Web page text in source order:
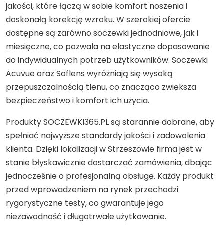
jakości, które łączą w sobie komfort noszenia i
doskonałą korekcję wzroku. W szerokiej ofercie
dostępne są zarówno soczewki jednodniowe, jak i
miesięczne, co pozwala na elastyczne dopasowanie
do indywidualnych potrzeb użytkowników. Soczewki
Acuvue oraz Soflens wyróżniają się wysoką
przepuszczalnością tlenu, co znacząco zwiększa
bezpieczeństwo i komfort ich użycia.
Produkty SOCZEWKI365.PL są starannie dobrane, aby
spełniać najwyższe standardy jakości i zadowolenia
klienta. Dzięki lokalizacji w Strzeszowie firma jest w
stanie błyskawicznie dostarczać zamówienia, dbając
jednocześnie o profesjonalną obsługę. Każdy produkt
przed wprowadzeniem na rynek przechodzi
rygorystyczne testy, co gwarantuje jego
niezawodność i długotrwałe użytkowanie.